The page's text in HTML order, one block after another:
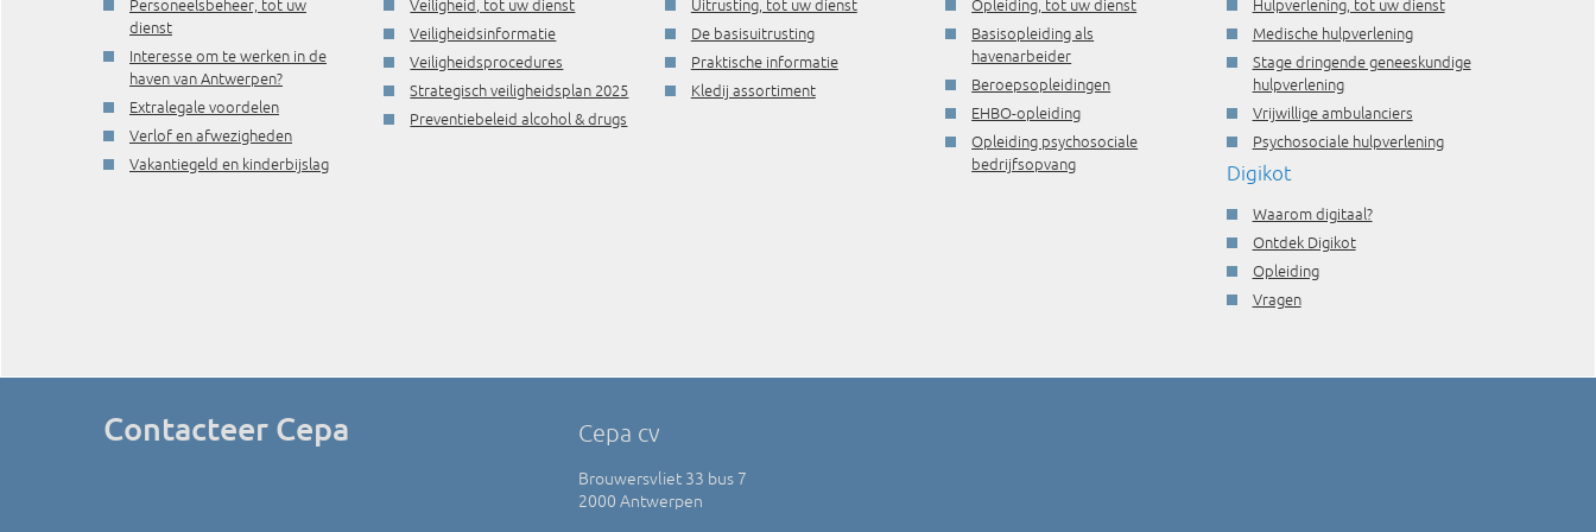
Personeelsbeheer, tot uw
dienst
Interesse om te werken in de
haven van Antwerpen?
Extralegale voordelen
Verlof en afwezigheden
Vakantiegeld en kinderbijslag
Veiligheid, tot uw dienst
Veiligheidsinformatie
Veiligheidsprocedures
Strategisch veiligheidsplan 2025
Preventiebeleid alcohol & drugs
Uitrusting, tot uw dienst
De basisuitrusting
Praktische informatie
Kledij assortiment
Opleiding, tot uw dienst
Basisopleiding als
havenarbeider
Beroepsopleidingen
EHBO-opleiding
Opleiding psychosociale
bedrijfsopvang
Hulpverlening, tot uw dienst
Medische hulpverlening
Stage dringende geneeskundige
hulpverlening
Vrijwillige ambulanciers
Psychosociale hulpverlening
Digikot
Waarom digitaal?
Ontdek Digikot
Opleiding
Vragen
Contacteer Cepa Cepa cv
Brouwersvliet 33 bus 7
2000 Antwerpen